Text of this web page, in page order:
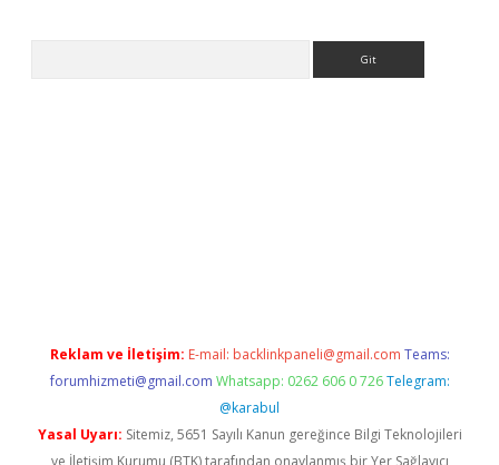
Reklam ve İletişim: E-mail: backlinkpaneli@gmail.com Teams:
forumhizmeti@gmail.com Whatsapp: 0262 606 0 726 Telegram:
@karabul
Yasal Uyarı: Sitemiz, 5651 Sayılı Kanun gereğince Bilgi Teknolojileri
ve İletişim Kurumu (BTK) tarafından onaylanmış bir Yer Sağlayıcı